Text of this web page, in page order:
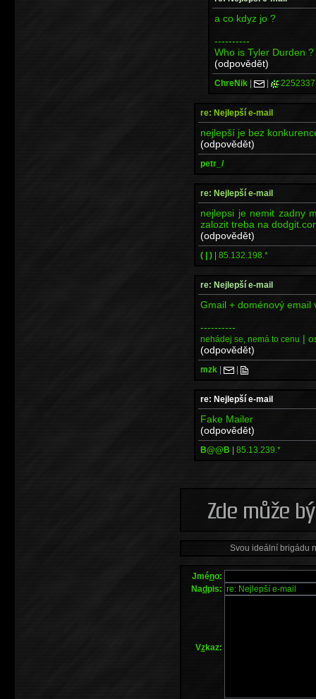
a co kdyz jo ?
----------
Who is Tyler Durden ?
(odpovědět)
ChreNik | |
re: Nejlepší e-mail
nejlepší je bez
(odpovědět)
petr_/
re: Nejlepší e-mail
nejlepsi je nemit zadny
zalozit treba na
(odpovědět)
( | ) | 85.132.198.*
re: Nejlepší e-mail
Gmail + doménový email
----------
nehádej se, nemá to cenu |
(odpovědět)
mzk | |
re: Nejlepší e-mail
Fake Mailer
(odpovědět)
B@@B | 85.13.239.*
Svou ideální brigádu
Jméno:
Nadpis:
Vzkaz: